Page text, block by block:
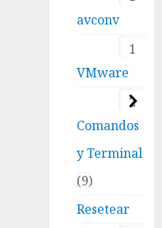
avconv
1
VMware
2
Comandos
y Terminal
9
Resetear